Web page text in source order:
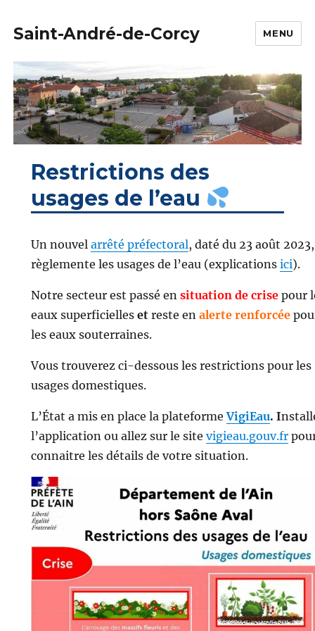
Saint-André-de-Corcy MENU
Restrictions des
usages de l’eau
Un nouvel arrêté préfectoral, daté du 23 août 2023,
règlemente les usages de l’eau (explications ici).
Notre secteur est passé en situation de crisepour
eaux superficielles etreste en alerte renforcée
les eaux souterraines.
Vous trouverez ci-dessous les restrictions pour les
usages domestiques.
L’État a mis en place la plateformeVigiEau. I
l’application ou allez sur le site vigieau.gouv.fr
connaitre les détails de votre situation.